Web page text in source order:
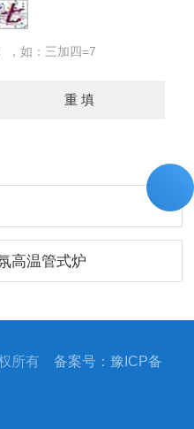
，如：三加四=7
高温管式炉
权所有备案号：豫ICP备